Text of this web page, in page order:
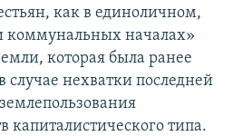
как в единоличном,
коммунальных началах»
которая была ранее
случае нехватки последней
капиталистического типа.